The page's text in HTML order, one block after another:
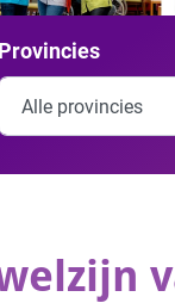
Provincies